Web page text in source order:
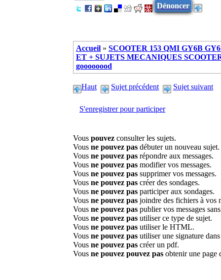
Dénoncer
Accueil » SCOOTER 153 QMI GY6B
ET + SUJETS MECANIQUES
goooooood
Haut Sujet précédent Sujet suivant
S'enregistrer pour participer
Vous pouvez consulter les sujets.
Vous ne pouvez pas débuter un nouveau sujet.
Vous ne pouvez pas répondre aux messages.
Vous ne pouvez pas modifier vos messages.
Vous ne pouvez pas supprimer vos messages.
Vous ne pouvez pas créer des sondages.
Vous ne pouvez pas participer aux sondages.
Vous ne pouvez pas joindre des fichiers à vos
Vous ne pouvez pas publier vos messages
Vous ne pouvez pas utiliser ce type de sujet.
Vous ne pouvez pas utiliser le HTML.
Vous ne pouvez pas utiliser une signature
Vous ne pouvez pas créer un pdf.
Vous ne pouvez pouvez pas obtenir une page